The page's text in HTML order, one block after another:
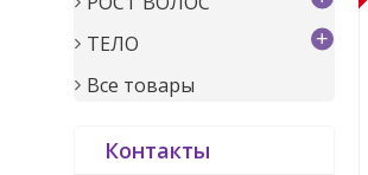
ТЕЛО +
Все товары
Контакты